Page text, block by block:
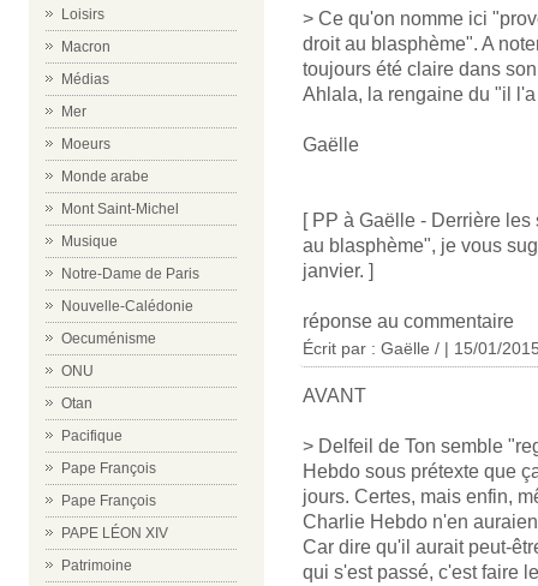
Loisirs
Macron
Médias
Mer
Moeurs
Monde arabe
Mont Saint-Michel
Musique
Notre-Dame de Paris
Nouvelle-Calédonie
Oecuménisme
ONU
Otan
Pacifique
Pape François
Pape François
PAPE LÉON XIV
Patrimoine
> Ce qu'on nomme ici
droit au blasphème". A
toujours été claire dans
Ahlala, la rengaine du "il
Gaëlle
[ PP à Gaëlle - Derrière
au blasphème", je vous
janvier. ]
réponse au commentaire
Écrit par : Gaëlle / | 15/01/
AVANT
> Delfeil de Ton semble
Hebdo sous prétexte que
jours. Certes, mais enfin,
Charlie Hebdo n'en
Car dire qu'il aurait peut-
qui s'est passé, c'est faire